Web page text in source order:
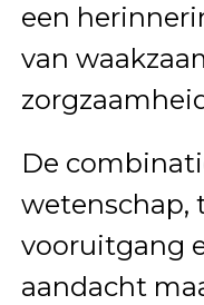
een
van
De
wetenschap,
vooruitgang
aandacht